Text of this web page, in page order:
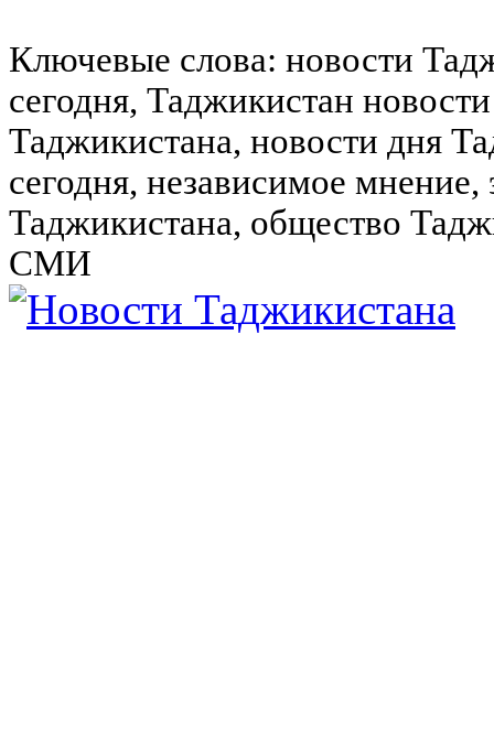
Ключевые слова: новости
сегодня, Таджикистан
Таджикистана, новости дня
сегодня, независимое
Таджикистана, общество
СМИ